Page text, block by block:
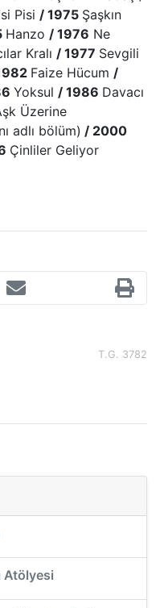
Pisi / 1975 Şaşkın
Hanzo / 1976 Ne
Kralı / 1977 Sevgili
Faize Hücum /
Yoksul / 1986 Davacı
Üzerine
adlı bölüm) / 2000
Çinliler Geliyor
T.G. 3782
Atölyesi